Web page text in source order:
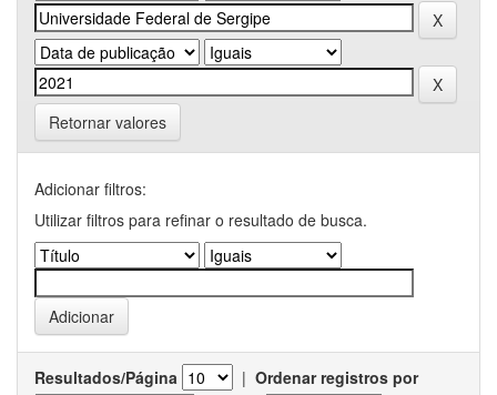
Retornar valores
Adicionar filtros:
Utilizar filtros para refinar o resultado de busca.
Resultados/Página | Ordenar registros por